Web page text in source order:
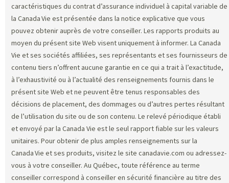
caractéristiques du contrat d’assurance individuel à capital variable de
la Canada Vie est présentée dans la notice explicative que vous
pouvez obtenir auprès de votre conseiller. Les rapports produits au
moyen du présent site Web visent uniquement à informer. La Canada
Vie et ses sociétés affiliées, ses représentants et ses fournisseurs de
contenu tiers n’offrent aucune garantie en ce qui a trait à l’exactitude,
à l’exhaustivité ou à l’actualité des renseignements fournis dans le
présent site Web et ne peuvent être tenus responsables des
décisions de placement, des dommages ou d’autres pertes résultant
de l’utilisation du site ou de son contenu. Le relevé périodique établi
et envoyé par la Canada Vie est le seul rapport fiable sur les valeurs
unitaires. Pour obtenir de plus amples renseignements sur la
Canada Vie et ses produits, visitez le site canadavie.com ou adressez-
vous à votre conseiller. Au Québec, toute référence au terme
conseiller correspond à conseiller en sécurité financière au titre des